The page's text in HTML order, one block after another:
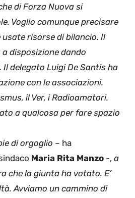
di Forza Nuova si
Voglio comunque precisare
risorse di bilancio. Il
a disposizione dando
Il delegato Luigi De Santis ha
con le associazioni.
il Ver, i Radioamatori.
a qualcosa per fare spazio
di orgoglio – ha
Maria Rita Manzo -, a
che la giunta ha votato. E’
Avviamo un cammino di